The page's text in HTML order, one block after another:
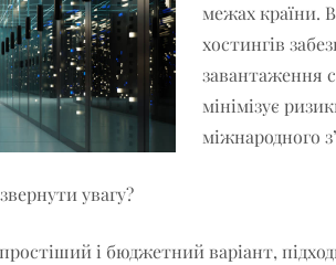
межах країни.
хостингів
завантаження
мінімізує
міжнародного
увагу?
і бюджетний варіант,